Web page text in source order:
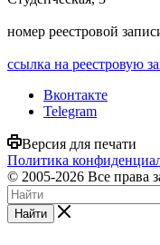
номер реестровой
ссылка на реестровую
Вконтакте
Telegram
Версия для печати
Политика
© 2005-2026 Все
Найти